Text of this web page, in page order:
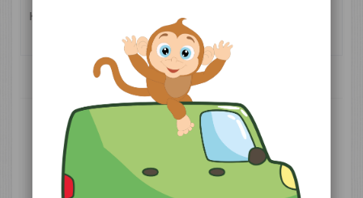
Koormus:
horisontaalsel torul max 120 kg
SARNASED TOOTED